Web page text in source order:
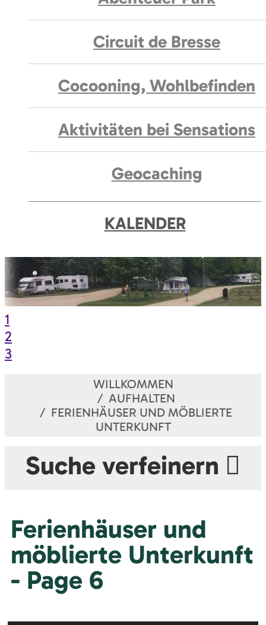
Circuit de Bresse
Cocooning, Wohlbefinden
Aktivitäten bei Sensations
Geocaching
KALENDER
1
2
3
WILLKOMMEN
AUFHALTEN
FERIENHÄUSER UND MÖBLIERTE
UNTERKUNFT
Suche verfeinern
Ferienhäuser und
möblierte Unterkunft
- Page 6